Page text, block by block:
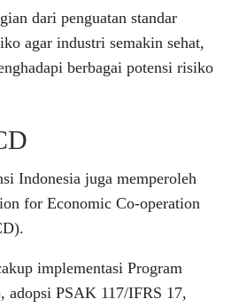
dari penguatan standar
agar industri semakin sehat,
berbagai potensi risiko
Indonesia juga memperoleh
for Economic Co-operation
implementasi Program
adopsi PSAK 117/IFRS 17,